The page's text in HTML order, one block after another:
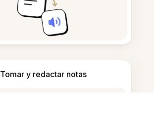
Tomar y redactar notas